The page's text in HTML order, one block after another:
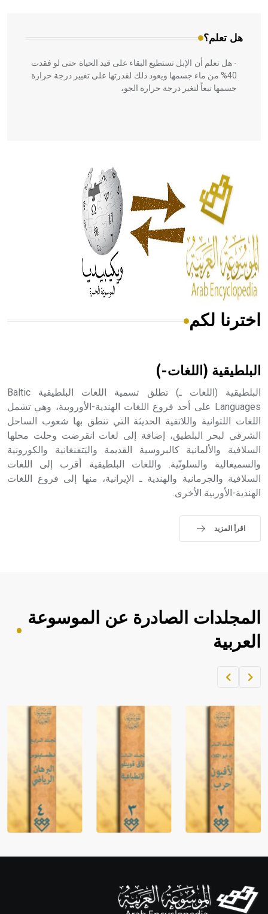
هل تعلم؟
- هل تعلم أن الإبل تستطيع البقاء على قيد الحياة حتى لو فقدت
40% من ماء جسمها ويعود ذلك لقدرتها على تغيير درجة حرارة
جسمها تبعاً لتغير درجة حرارة الجو،
الحكم، الأدلة، تنظيم التغذية، ورسالته في جروح الرأس. ويعود
له الفضل بأنه حرر الطب من الدين والفلسفة.
- هل تعلم أن المرجان إفراز حيواني يتكون في البحر ويتركب
من مادة كربونات الكلسيوم، وهو أحمر أو شديد الحمرة وهو
أجود أنواعه، ويمتاز بكبر الحجم ويسمى الش
هل تعلم أن الأبسيد كلمة فرنسية اللفظ تم اعتمادها مصطلحاً
- هل تعلم أن أبجر Abgar اسم معروف جيداً يعود إلى عدد من
الملوك الذين حكموا مدينة إديسا (الرها) من أبجر الأول وحتى
التاسع، وهم ينتسبون إلى أسرة أوسروين
sign تكتب منفصلة غير متصلة، وتعتمد المبدأ الأكوروفوني،
اخترنا لكم
البلطيقية (اللغات-)
البلطيقية (اللغات ـ) تطلق تسمية اللغات البلطيقية Baltic
Languages على أحد فروع اللغات الهندية-الأوروبية، وهي تشمل
اللغات اللتوانية واللاتفية الحديثة التي تنطق بها شعوب الساحل
الشرقي لبحر البلطيق، إضافة إلى لغات انقرضت وحلت محلها
السلافية والألمانية كالبروسية القديمة واليَتفنغانية والكورونية
والسميغالية والسلونّية. واللغات البلطيقية أقرب إلى اللغات
السلافية والجرمانية والهندية ـ الإيرانية، منها إلى فروع اللغات
الهندية-الأوربية الأخرى.
اقرأ المزيد
المجلدات الصادرة عن الموسوعة
العربية